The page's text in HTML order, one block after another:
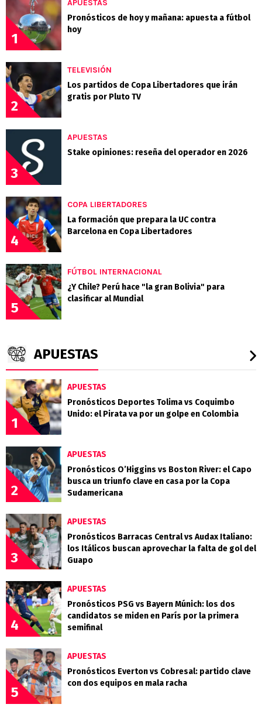
1
APUESTAS
Pronósticos de hoy y mañana: apuesta a fútbol
hoy
2
TELEVISIÓN
Los partidos de Copa Libertadores que irán
gratis por Pluto TV
3
APUESTAS
Stake opiniones: reseña del operador en 2026
4
COPA LIBERTADORES
La formación que prepara la UC contra
Barcelona en Copa Libertadores
5
FÚTBOL INTERNACIONAL
¿Y Chile? Perú hace "la gran Bolivia" para
clasificar al Mundial
APUESTAS
1
APUESTAS
Pronósticos Deportes Tolima vs Coquimbo
Unido: el Pirata va por un golpe en Colombia
2
APUESTAS
Pronósticos O’Higgins vs Boston River: el Capo
busca un triunfo clave en casa por la Copa
Sudamericana
3
APUESTAS
Pronósticos Barracas Central vs Audax Italiano:
los Itálicos buscan aprovechar la falta de gol del
Guapo
4
APUESTAS
Pronósticos PSG vs Bayern Múnich: los dos
candidatos se miden en París por la primera
semifinal
5
APUESTAS
Pronósticos Everton vs Cobresal: partido clave
con dos equipos en mala racha